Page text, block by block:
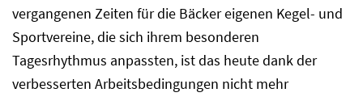
vergangenen Zeiten für die Bäcker eigenen Kegel- und
Sportvereine, die sich ihrem besonderen
Tagesrhythmus anpassten, ist das heute dank der
verbesserten Arbeitsbedingungen nicht mehr